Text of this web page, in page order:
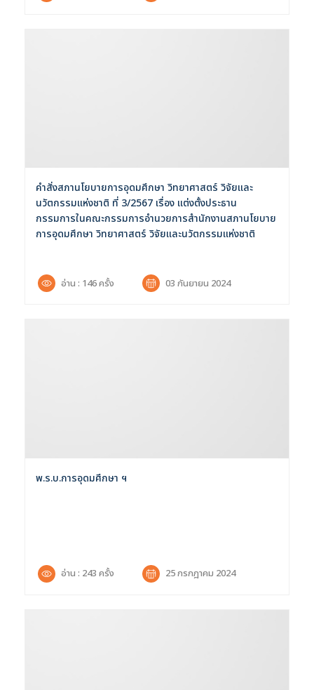
ค้นหาข้อมูล
เลือกประเภท :
คำสั่งสภานโยบายการอุดมศึกษา วิทยาศาสตร์ วิจัยและ
นวัตกรรมแห่งชาติ ที่ 3/2567 เรื่อง แต่งตั้งประธาน
กรรมการในคณะกรรมการอำนวยการสำนักงานสภานโยบาย
การอุดมศึกษา วิทยาศาสตร์ วิจัยและนวัตกรรมแห่งชาติ
อ่าน : 146 ครั้ง 03 กันยายน 2024
พ.ร.บ.การอุดมศึกษา ฯ
อ่าน : 243 ครั้ง 25 กรกฎาคม 2024